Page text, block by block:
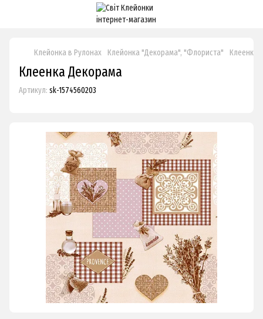
Клейонка в Рулонах Клейонка "Декорама", "Флориста" Клеенка
Клеенка Декорама
Артикул: sk-1574560203